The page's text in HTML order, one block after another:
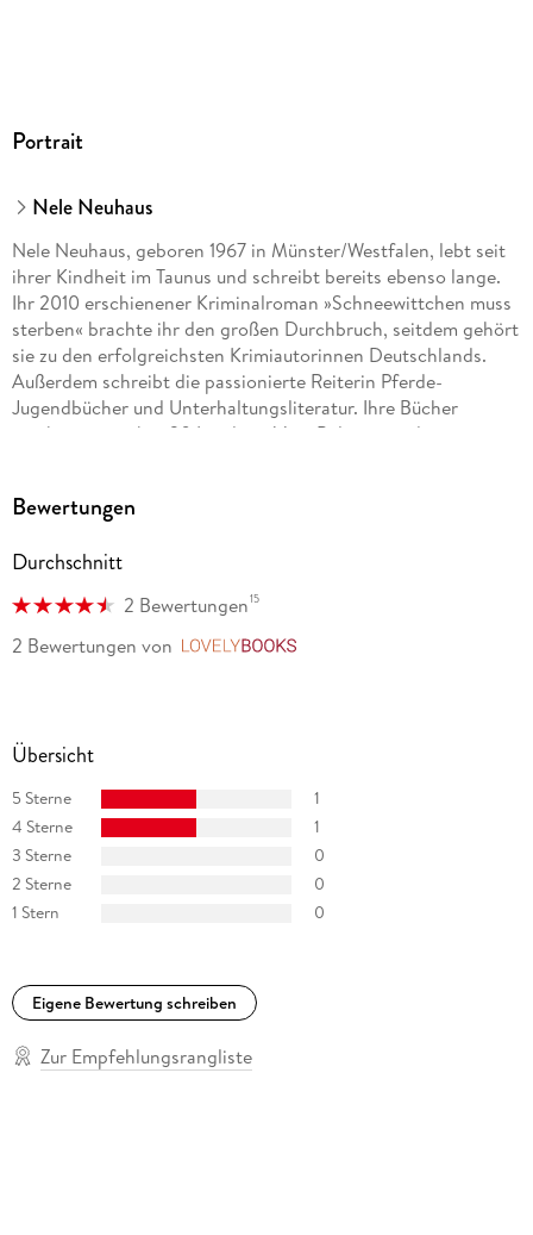
Portrait
Nele Neuhaus
Nele Neuhaus, geboren 1967 in Münster/Westfalen, lebt seit
ihrer Kindheit im Taunus und schreibt bereits ebenso lange.
Ihr 2010 erschienener Kriminalroman »Schneewittchen muss
sterben« brachte ihr den großen Durchbruch, seitdem gehört
sie zu den erfolgreichsten Krimiautorinnen Deutschlands.
Außerdem schreibt die passionierte Reiterin Pferde-
Jugendbücher und Unterhaltungsliteratur. Ihre Bücher
erscheinen in über 30 Ländern. Vom Polizeipräsidenten
Bewertungen
Durchschnitt
2 Bewertungen15
2 Bewertungen von
Übersicht
5 Sterne
1
4 Sterne
1
3 Sterne
0
2 Sterne
0
1 Stern
0
Eigene Bewertung schreiben
Zur Empfehlungsrangliste